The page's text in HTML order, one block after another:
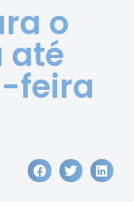
o
até
feira